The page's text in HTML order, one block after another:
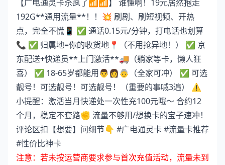
【广电通灵卡杀疯了📶📶】 谁懂啊！19元居然抱走
192G**通用流量**！！💥 刷剧、刷短视频、开热
点，完全不慌📱 ✅ 通话0.15元/分钟，打电话也划算
📞 ✅ 归属地=你的收货地📍（不用抢异地！） ✅ 京
东配送+快递员**上门激活**🚚（躺家等卡，懒人狂
喜） ✅ 18-65岁都能用👨👩👵（全家可冲） ✅ 可选
靓号！可选靓号！可选靓号！（重要的事喊3遍） ⚠️
小提醒：激活当月快递处一次性充100元哦～ 合约12
个月，稳定不套路✊ 流量不够用/想换卡的宝子速冲！
评论区扣【想要】问细节👇 #广电通灵卡 #流量卡推荐
#性价比神卡
注意：若未按运营商要求参与首次充值活动，流量未到